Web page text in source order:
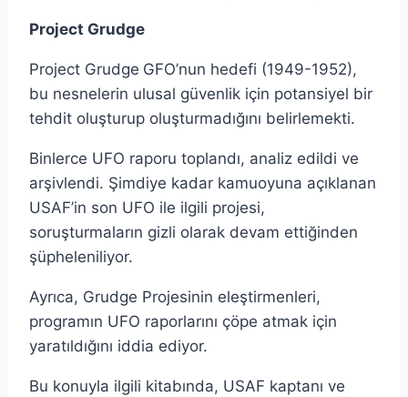
Project Grudge
Project Grudge GFO’nun hedefi (1949-1952),
bu nesnelerin ulusal güvenlik için potansiyel bir
tehdit oluşturup oluşturmadığını belirlemekti.
Binlerce UFO raporu toplandı, analiz edildi ve
arşivlendi. Şimdiye kadar kamuoyuna açıklanan
USAF’in son UFO ile ilgili projesi,
soruşturmaların gizli olarak devam ettiğinden
şüpheleniliyor.
Ayrıca, Grudge Projesinin eleştirmenleri,
programın UFO raporlarını çöpe atmak için
yaratıldığını iddia ediyor.
Bu konuyla ilgili kitabında, USAF kaptanı ve